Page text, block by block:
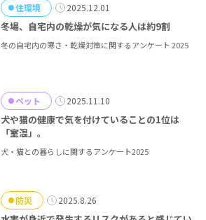
住環境 2025.12.01
冬場、自宅内の乾燥が気になる人は約9割
冬の自宅内の寒さ・乾燥対策に関するアンケート 2025
ペット 2025.11.10
犬や猫の健康で気を付けていることの1位は
「室温」。
犬・猫との暮らしに関するアンケート2025
防災 2025.8.26